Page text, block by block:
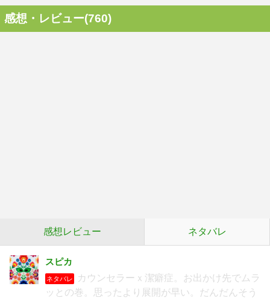
感想・レビュー(760)
感想レビュー ネタバレ
スピカ
ネタバレ
カウンセラーｘ潔癖症。お出かけ先でムラ
ッとの巻。思ったより展開が早い。だんだんそう